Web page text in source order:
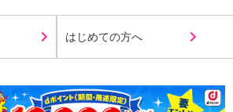
はじめての方へ